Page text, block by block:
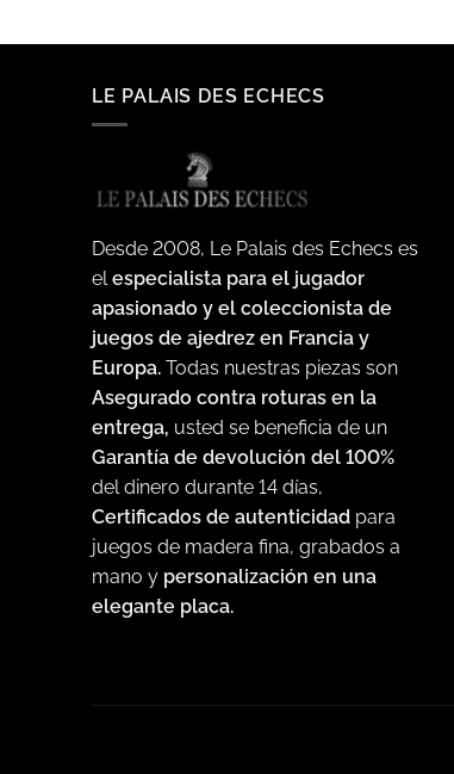
LE PALAIS DES ECHECS
Desde 2008, Le Palais des Echecs es
elespecialista para el jugador
apasionado y el coleccionista de
juegos de ajedrez en Francia y
Europa. Todas nuestras piezas son
Asegurado contra roturas en la
entrega, usted se beneficia de un
Garantía de devolución del 100%
del dinero durante 14 días,
Certificados de autenticidad para
juegos de madera fina, grabados a
mano y personalización en una
elegante placa.